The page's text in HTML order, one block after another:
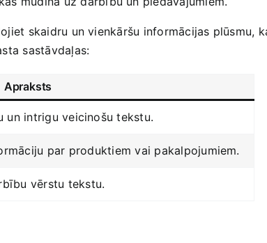
skaidru un vienkāršu informācijas plūsmu,
sastāvdaļas:
Apraksts
un intrigu veicinošu tekstu.
par produktiem vai pakalpojumiem.
vērstu⁣ tekstu.